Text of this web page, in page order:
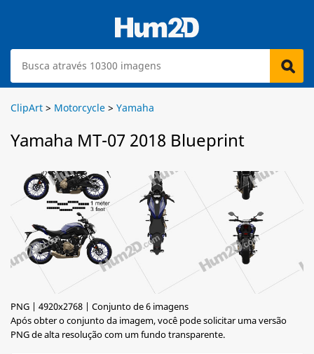
ClipArt > Motorcycle > Yamaha
Yamaha MT-07 2018 Blueprint
PNG | 4920x2768 | Conjunto de 6 imagens
Após obter o conjunto da imagem, você pode solicitar uma versão
PNG de alta resolução com um fundo transparente.